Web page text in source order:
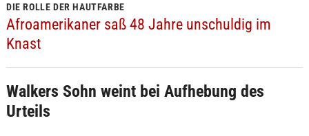
DIE ROLLE DER HAUTFARBE
Afroamerikaner saß 48 Jahre unschuldig im
Knast
Walkers Sohn weint bei Aufhebung des
Urteils